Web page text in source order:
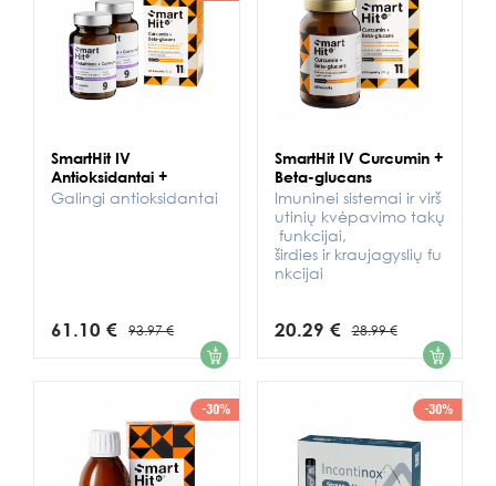
SmartHit IV
Antioksidantai +
Galingi antioksidantai
61.10 € 93.97 € 1
SmartHit IV Curcumin +
Beta-glucans
Imuninei sistemai ir virš
utinių kvėpavimo takų
funkcijai,
širdies ir kraujagyslių fu
nkcijai
20.29 € 28.99 € 1
-30% -30%